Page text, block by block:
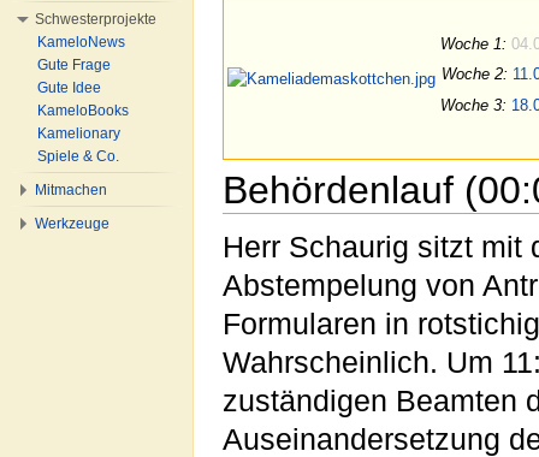
Woche 1:
Woche 2:
Woche 3:
Behördenlauf
Herr Schaurig sitzt mit
Abstempelung von
Formularen in
Wahrscheinlich. Um
zuständigen Beamten
Auseinandersetzung
Schwesterprojekte
KameloNews
Gute Frage
Gute Idee
KameloBooks
Kamelionary
Spiele & Co.
Mitmachen
Werkzeuge